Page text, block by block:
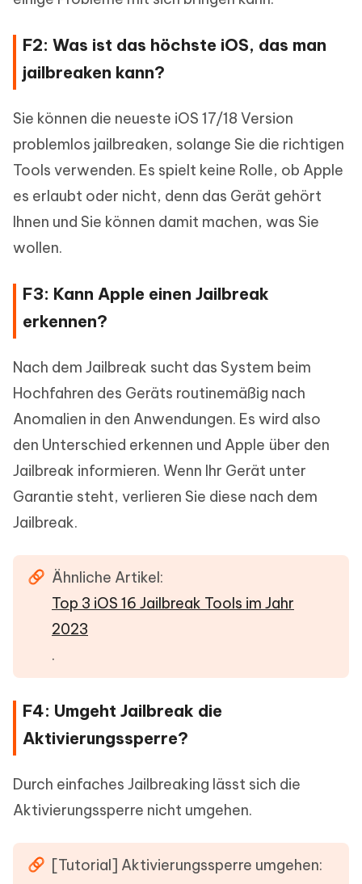
F2: Was ist das höchste iOS, das man
jailbreaken kann?
Sie können die neueste iOS 17/18 Version
problemlos jailbreaken, solange Sie die richtigen
Tools verwenden. Es spielt keine Rolle, ob Apple
es erlaubt oder nicht, denn das Gerät gehört
Ihnen und Sie können damit machen, was Sie
wollen.
F3: Kann Apple einen Jailbreak
erkennen?
Nach dem Jailbreak sucht das System beim
Hochfahren des Geräts routinemäßig nach
Anomalien in den Anwendungen. Es wird also
den Unterschied erkennen und Apple über den
Jailbreak informieren. Wenn Ihr Gerät unter
Garantie steht, verlieren Sie diese nach dem
Jailbreak.
Ähnliche Artikel:
Top 3 iOS 16 Jailbreak Tools im Jahr
2023
.
F4: Umgeht Jailbreak die
Aktivierungssperre?
Durch einfaches Jailbreaking lässt sich die
Aktivierungssperre nicht umgehen.
[Tutorial] Aktivierungssperre umgehen: